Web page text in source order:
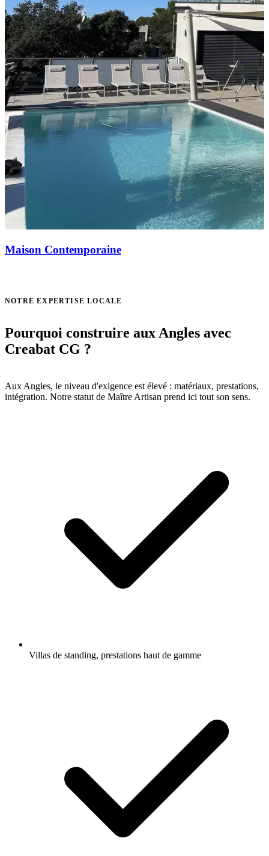
Maison Contemporaine
NOTRE EXPERTISE LOCALE
Pourquoi construire aux Angles avec
Creabat CG ?
Aux Angles, le niveau d'exigence est élevé : matériaux, prestations,
intégration. Notre statut de Maître Artisan prend ici tout son sens.
Villas de standing, prestations haut de gamme